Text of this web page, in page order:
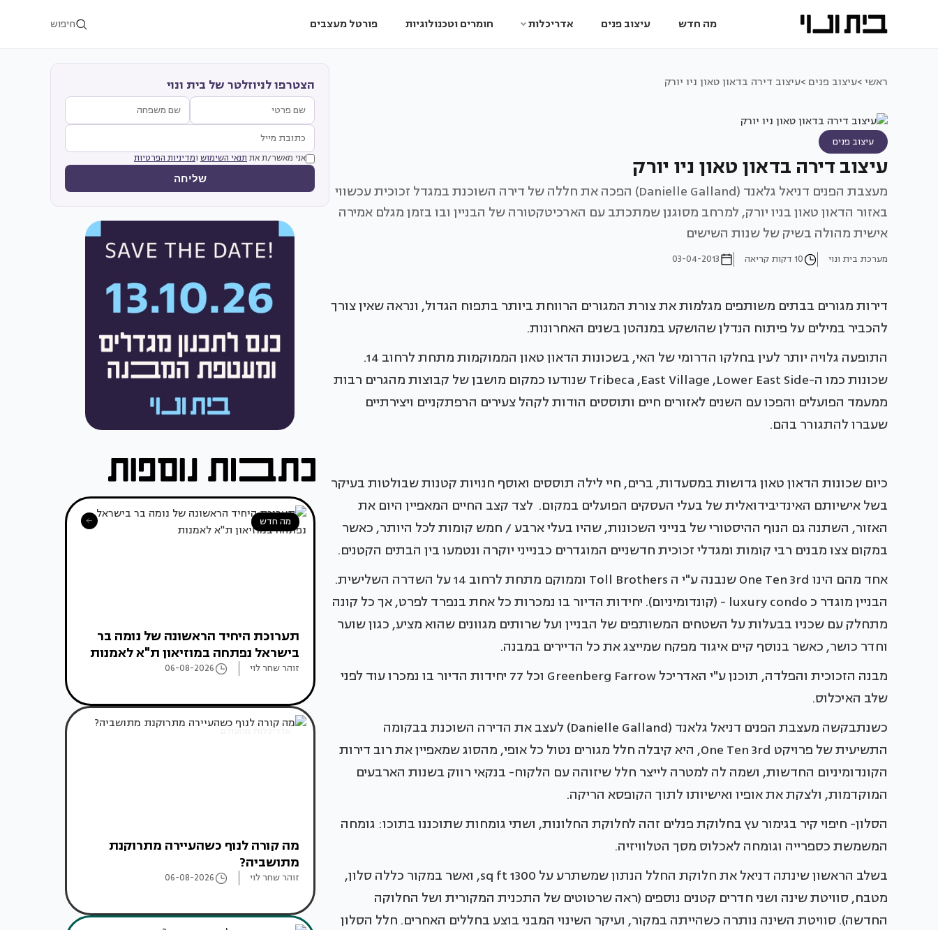
מה חדש עיצוב פנים אדריכלות חומרים וטכנולוגיות פורטל מעצבים חיפוש
ראשי >עיצוב פנים >עיצוב דירה בדאון טאון ניו יורק
עיצוב פנים
עיצוב דירה בדאון טאון ניו יורק
מעצבת הפנים דניאל גלאנד (Danielle Galland) הפכה את חללה של דירה השוכנת במגדל זכוכית עכשווי
באזור הדאון טאון בניו יורק, למרחב מסוגנן שמתכתב עם הארכיטקטורה של הבניין ובו בזמן מגלם אמירה
אישית מהולה בשיק של שנות השישים
מערכת בית ונוי 10 דקות קריאה 03-04-2013
דירות מגורים בבתים משותפים מגלמות את צורת המגורים הרווחת ביותר בתפוח הגדול, ונראה שאין צורך
להכביר במילים על פיתוח הנדלן שהושקע במנהטן בשנים האחרונות.
התופעה גלויה יותר לעין בחלקו הדרומי של האי, בשכונות הדאון טאון הממוקמות מתחת לרחוב 14.
שכונות כמו ה-Tribeca ,East Village ,Lower East Side שנודעו כמקום מושבן של קבוצות מהגרים רבות
ממעמד הפועלים והפכו עם השנים לאזורים חיים ותוססים הודות לקהל צעירים הרפתקניים ויצירתיים
שעברו להתגורר בהם.
כיום שכונות הדאון טאון גדושות במסעדות, ברים, חיי לילה תוססים ואוסף חנויות קטנות שבולטות בעיקר
בשל אישיותם האינדיבידואלית של בעלי העסקים הפועלים במקום. לצד קצב החיים המאפיין היום את
האזור, השתנה גם הנוף ההיסטורי של בנייני השכונות, שהיו בעלי ארבע / חמש קומות לכל היותר, כאשר
במקום צצו מבנים רבי קומות ומגדלי זכוכית חדשניים המוגדרים כבנייני יוקרה ונטמעו בין הבתים הקטנים.
אחד מהם הינו One Ten 3rd שנבנה ע"י ה Toll Brothers וממוקם מתחת לרחוב 14 על השדרה השלישית.
הבניין מוגדר כ luxury condo - (קונדומיניום). יחידות הדיור בו נמכרות כל אחת בנפרד לפרט, אך כל קונה
מתחלק עם שכניו בבעלות על השטחים המשותפים של הבניין ועל שרותים מגוונים שהוא מציע, כגון שוער
וחדר כושר, כאשר בנוסף קיים איגוד מפקח שמייצג את כל הדיירים במבנה.
מבנה הזכוכית והפלדה, תוכנן ע"י האדריכל Greenberg Farrow וכל 77 יחידות הדיור בו נמכרו עוד לפני
שלב האיכלוס.
כשנתבקשה מעצבת הפנים דניאל גלאנד (Danielle Galland) לעצב את הדירה השוכנת בבקומה
התשיעית של פרויקט One Ten 3rd, היא קיבלה חלל מגורים נטול כל אופי, מהסוג שמאפיין את רוב דירות
הקונדומיניום החדשות, ושמה לה למטרה לייצר חלל שיזוהה עם הלקוח- בנקאי רווק בשנות הארבעים
המוקדמות, ולצקת את אופיו ואישיותו לתוך הקופסא הריקה.
הסלון- חיפוי קיר בגימור עץ בחלוקת פנלים זהה לחלוקת החלונות, ושתי גומחות שתוכננו בתוכו: גומחה
המשמשת כספרייה וגומחה לאכלוס מסך הטלוויזיה.
בשלב הראשון שינתה דניאל את חלוקת החלל הנתון שמשתרע על 1300 sq ft, ואשר במקור כללה סלון,
מטבח, סוויטת שינה ושני חדרים קטנים נוספים (ראה שרטוטים של התכנית המקורית ושל החלוקה
החדשה). סוויטת השינה נותרה כשהייתה במקור, ועיקר השינוי המבני בוצע בחללים האחרים. חלל הסלון
הצטרפו לניוזלטר של בית ונוי
אני מאשר/ת את תנאי השימוש ומדיניות הפרטיות
שליחה
מה חדש
תערוכת היחיד הראשונה של נומה בר
בישראל נפתחה במוזיאון ת"א לאמנות
זוהר שחר לוי 06-08-2026
אדריכלות מהעולם
מה קורה לנוף כשהעיירה מתרוקנת
מתושביה?
זוהר שחר לוי 06-08-2026